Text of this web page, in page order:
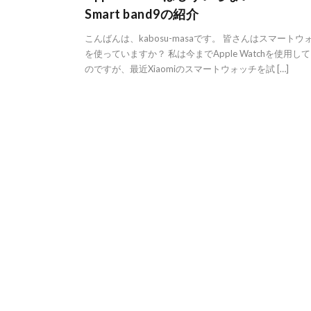
Smart band9の紹介
こんばんは、kabosu-masaです。 皆さんはスマートウ
を使っていますか？ 私は今までApple Watchを使用し
のですが、最近Xiaomiのスマートウォッチを試 […]